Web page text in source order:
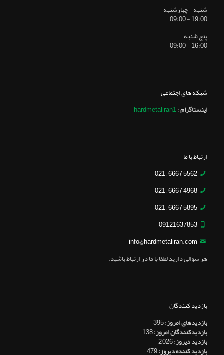
شنبه - چهارشنبه
19:00 - 09:00
پنج شنبه
16:00 - 09:00
شبکه های اجتماعی
اینستاگرام:
hardmetaliran1
ارتباط با ما
5562 6667 – 021
4968 6667 – 021
5895 6667 – 021
09121637853
info@hardmetaliran.com
هر سوالی دارید لطفا با ما در ارتباط باشید.
بازدید کنندگان
بازدیدهای امروز:395
بازدیدکنندگان امروز:138
بازدید دیروز:2,026
بازدید کننده دیروز:479